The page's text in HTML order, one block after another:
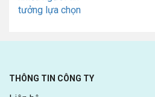
THÔNG TIN CÔNG TY